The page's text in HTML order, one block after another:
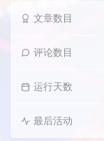
文章数目
评论数目
运行天数
最后活动